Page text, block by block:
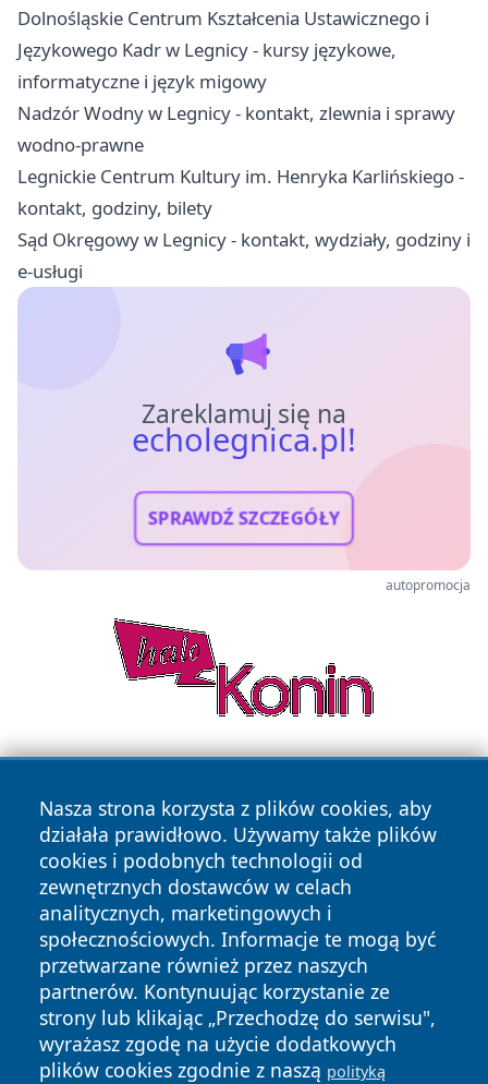
Dolnośląskie Centrum Kształcenia Ustawicznego i
Językowego Kadr w Legnicy - kursy językowe,
informatyczne i język migowy
Nadzór Wodny w Legnicy - kontakt, zlewnia i sprawy
wodno-prawne
Legnickie Centrum Kultury im. Henryka Karlińskiego -
kontakt, godziny, bilety
Sąd Okręgowy w Legnicy - kontakt, wydziały, godziny i
e-usługi
Zareklamuj się na
echolegnica.pl!
SPRAWDŹ SZCZEGÓŁY
autopromocja
Nasza strona korzysta z plików cookies, aby
działała prawidłowo. Używamy także plików
cookies i podobnych technologii od
zewnętrznych dostawców w celach
analitycznych, marketingowych i
społecznościowych. Informacje te mogą być
przetwarzane również przez naszych
partnerów. Kontynuując korzystanie ze
strony lub klikając „Przechodzę do serwisu",
wyrażasz zgodę na użycie dodatkowych
plików cookies zgodnie z naszą polityką
Copyright © 2026 echolegnica.pl Wszystkie prawa
zastrzeżone.
News Autorzy
Polityka
Prywatności
Polityka
Cookies